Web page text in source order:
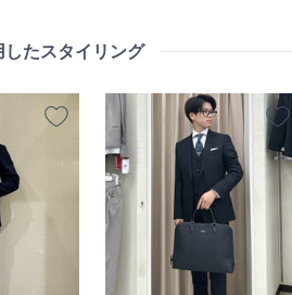
したスタイリング